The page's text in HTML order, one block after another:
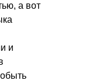
а вот
и